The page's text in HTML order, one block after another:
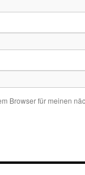
Browser für meinen